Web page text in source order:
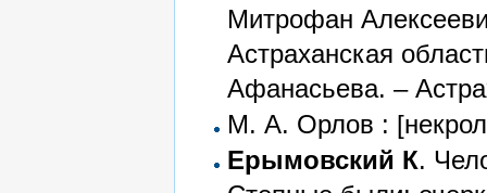
Митрофан
Астраханская
Афанасьева. –
М. А. Орлов :
Ерымовский К.